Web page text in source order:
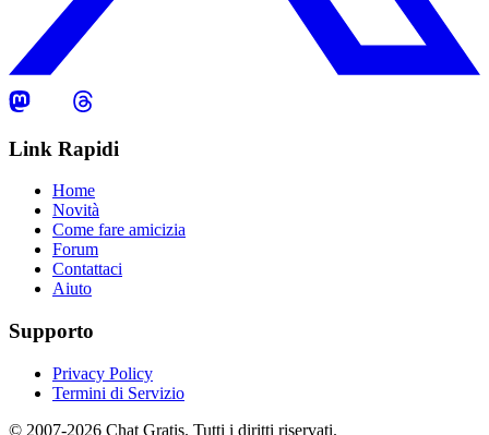
Link Rapidi
Home
Novità
Come fare amicizia
Forum
Contattaci
Aiuto
Supporto
Privacy Policy
Termini di Servizio
© 2007-2026 Chat Gratis. Tutti i diritti riservati.